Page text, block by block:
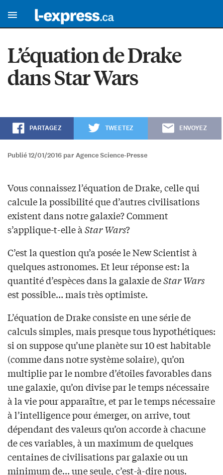
L’équation de Drake
dans Star Wars
PARTAGEZ TWEETEZ ENVOYEZ
Publié 12/01/2016 par Agence Science-Presse
Vous connaissez l’équation de Drake, celle qui
calcule la possibilité que d’autres civilisations
existent dans notre galaxie? Comment
s’applique-t-elle àStar Wars?
C’est la question qu’a posée le New Scientist à
quelques astronomes. Et leur réponse est: la
quantité d’espèces dans la galaxie deStar Wars
est possible… mais très optimiste.
L’équation de Drake consiste en une série de
calculs simples, mais presque tous hypothétiques:
si on suppose qu’une planète sur 10 est habitable
(comme dans notre système solaire), qu’on
multiplie par le nombre d’étoiles favorables dans
une galaxie, qu’on divise par le temps nécessaire
à la vie pour apparaître, et par le temps nécessaire
à l’intelligence pour émerger, on arrive, tout
dépendant des valeurs qu’on accorde à chacune
de ces variables, à un maximum de quelques
centaines de civilisations par galaxie ou un
minimum de… une seule, c’est-à-dire nous.